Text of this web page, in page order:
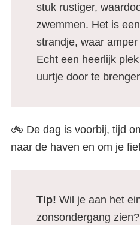
stuk rustiger,
zwemmen. Het is
strandje, waar
Echt een heerlijk
uurtje door te
🚲 De dag is voorbij, tijd
naar de haven en om je
Tip! Wil je aan het
zonsondergang